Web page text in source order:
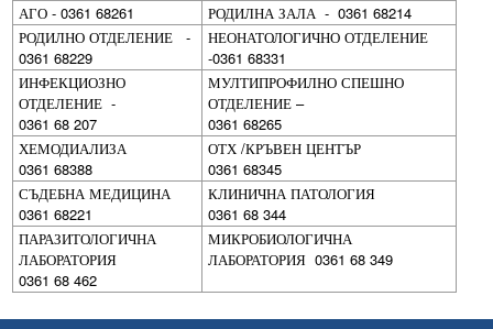
АГО - 0361 68261
РОДИЛНА ЗАЛА - 0361 68214
РОДИЛНО ОТДЕЛЕНИЕ -
0361 68229
НЕОНАТОЛОГИЧНО ОТДЕЛЕНИЕ
-0361 68331
ИНФЕКЦИОЗНО
ОТДЕЛЕНИЕ -
0361 68 207
МУЛТИПРОФИЛНО СПЕШНО
ОТДЕЛЕНИЕ –
0361 68265
ХЕМОДИАЛИЗА
0361 68388
ОТХ /КРЪВЕН ЦЕНТЪР
0361 68345
СЪДЕБНА МЕДИЦИНА
0361 68221
КЛИНИЧНА ПАТОЛОГИЯ
0361 68 344
ПАРАЗИТОЛОГИЧНА
ЛАБОРАТОРИЯ
0361 68 462
МИКРОБИОЛОГИЧНА
ЛАБОРАТОРИЯ 0361 68 349